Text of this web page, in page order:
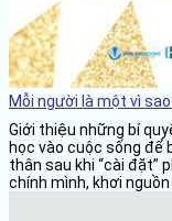
Mỗi người là một vì
Giới thiệu những bí
học vào cuộc sống để
thân sau khi “cài đặt”
chính mình, khơi nguồn